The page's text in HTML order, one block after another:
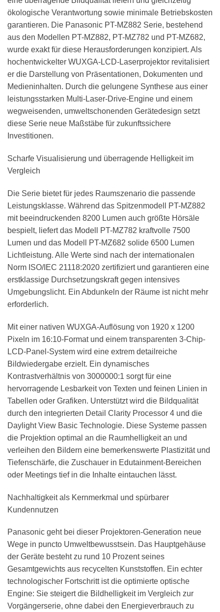
ökologische Verantwortung sowie minimale Betriebskosten
garantieren. Die Panasonic PT-MZ882 Serie, bestehend
aus den Modellen PT-MZ882, PT-MZ782 und PT-MZ682,
wurde exakt für diese Herausforderungen konzipiert. Als
hochentwickelter WUXGA-LCD-Laserprojektor revitalisiert
er die Darstellung von Präsentationen, Dokumenten und
Medieninhalten. Durch die gelungene Synthese aus einer
leistungsstarken Multi-Laser-Drive-Engine und einem
wegweisenden, umweltschonenden Gerätedesign setzt
diese Serie neue Maßstäbe für zukunftssichere
Investitionen.
Scharfe Visualisierung und überragende Helligkeit im
Vergleich
Die Serie bietet für jedes Raumszenario die passende
Leistungsklasse. Während das Spitzenmodell PT-MZ882
mit beeindruckenden 8200 Lumen auch größte Hörsäle
bespielt, liefert das Modell PT-MZ782 kraftvolle 7500
Lumen und das Modell PT-MZ682 solide 6500 Lumen
Lichtleistung. Alle Werte sind nach der internationalen
Norm ISO/IEC 21118:2020 zertifiziert und garantieren eine
erstklassige Durchsetzungskraft gegen intensives
Umgebungslicht. Ein Abdunkeln der Räume ist nicht mehr
erforderlich.
Mit einer nativen WUXGA-Auflösung von 1920 x 1200
Pixeln im 16:10-Format und einem transparenten 3-Chip-
LCD-Panel-System wird eine extrem detailreiche
Bildwiedergabe erzielt. Ein dynamisches
Kontrastverhältnis von 3000000:1 sorgt für eine
hervorragende Lesbarkeit von Texten und feinen Linien in
Tabellen oder Grafiken. Unterstützt wird die Bildqualität
durch den integrierten Detail Clarity Processor 4 und die
Daylight View Basic Technologie. Diese Systeme passen
die Projektion optimal an die Raumhelligkeit an und
verleihen den Bildern eine bemerkenswerte Plastizität und
Tiefenschärfe, die Zuschauer in Edutainment-Bereichen
oder Meetings tief in die Inhalte eintauchen lässt.
Nachhaltigkeit als Kernmerkmal und spürbarer
Kundennutzen
Panasonic geht bei dieser Projektoren-Generation neue
Wege in puncto Umweltbewusstsein. Das Hauptgehäuse
der Geräte besteht zu rund 10 Prozent seines
Gesamtgewichts aus recycelten Kunststoffen. Ein echter
technologischer Fortschritt ist die optimierte optische
Engine: Sie steigert die Bildhelligkeit im Vergleich zur
Vorgängerserie, ohne dabei den Energieverbrauch zu